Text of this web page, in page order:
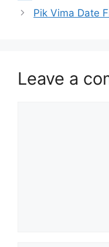
Pik Vima Date Fix
Leave a